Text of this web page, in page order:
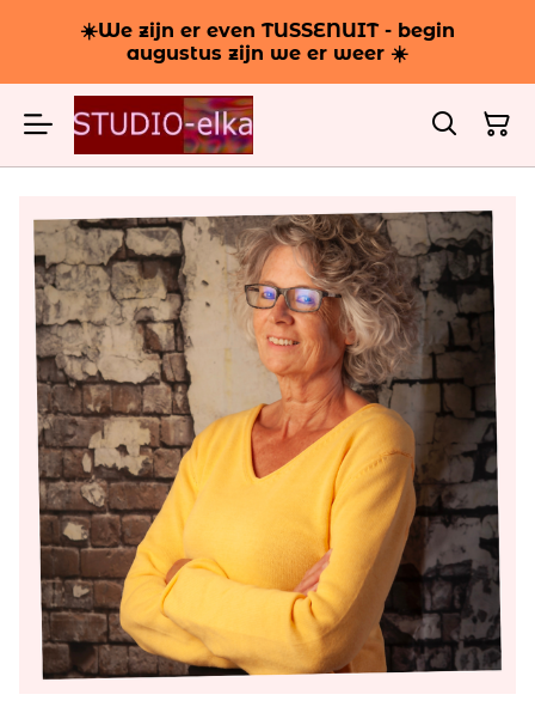
☀️We zijn er even TUSSENUIT - begin
augustus zijn we er weer ☀️